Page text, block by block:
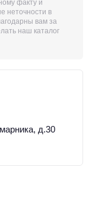
факту и
неточности в
вам за
наш каталог
д.30